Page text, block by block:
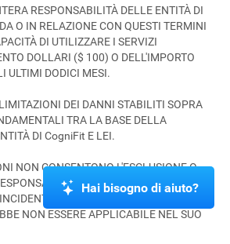
RESPONSABILITÀ DELLE ENTITÀ DI
O IN RELAZIONE CON QUESTI TERMINI
DI UTILIZZARE I SERVIZI
DOLLARI ($ 100) O DELL'IMPORTO
ULTIMI DODICI MESI.
DEI DANNI STABILITI SOPRA
TRA LA BASE DELLA
DI CogniFit E LEI.
NON CONSENTONO L'ESCLUSIONE O
PER DANNI
PERTANTO LA SUDDETTA
NON ESSERE APPLICABILE NEL SUO
Hai bisogno di aiuto?